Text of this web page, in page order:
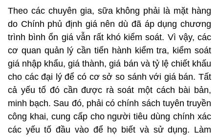
Theo các chuyên gia, sữa không phải là mặt hàng
do Chính phủ định giá nên dù đã áp dụng chương
trình bình ổn giá vẫn rất khó kiểm soát. Vì vậy, các
cơ quan quản lý cần tiến hành kiểm tra, kiểm soát
giá nhập khẩu, giá thành, giá bán và tỷ lệ chiết khấu
cho các đại lý để có cơ sở so sánh với giá bán. Tất
cả yếu tố đó cần được rà soát một cách bài bản,
minh bạch. Sau đó, phải có chính sách tuyên truyền
công khai, cung cấp cho người tiêu dùng chính xác
các yếu tố đầu vào để họ biết và sử dụng. Làm